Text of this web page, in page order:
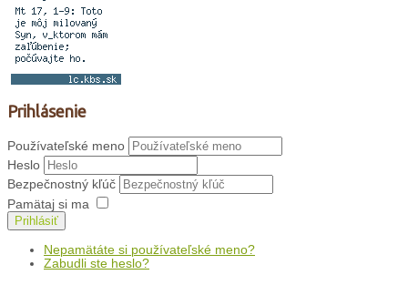
Prihlásenie
Používateľské meno
Heslo
Bezpečnostný kľúč
Pamätaj si ma
Prihlásiť
Nepamätáte si používateľské meno?
Zabudli ste heslo?